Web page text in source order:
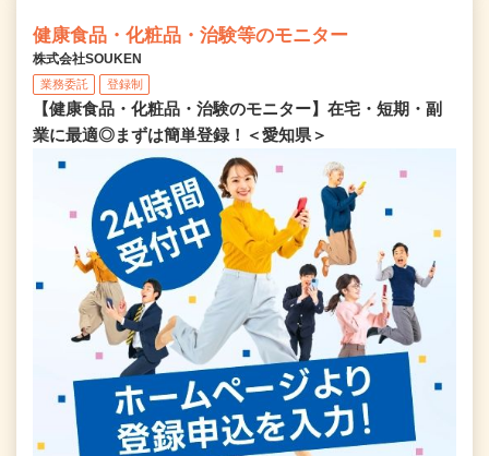
健康食品・化粧品・治験等のモニター
株式会社SOUKEN
業務委託 登録制
【健康食品・化粧品・治験のモニター】在宅・短期・副
業に最適◎まずは簡単登録！＜愛知県＞